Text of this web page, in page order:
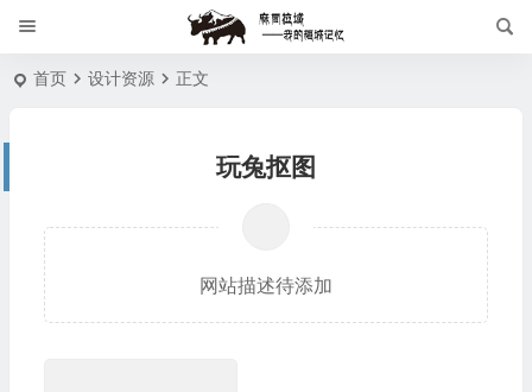
首页 设计资源 正文
玩兔抠图
网站描述待添加